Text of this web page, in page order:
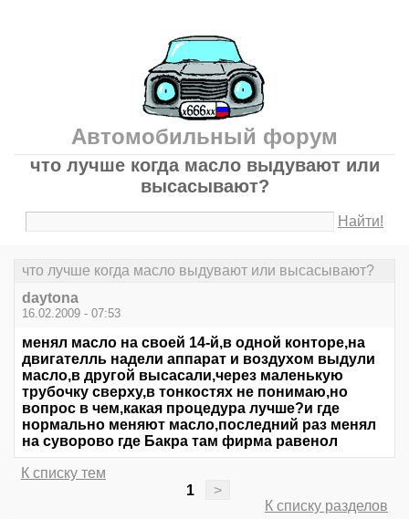
Автомобильный форум
что лучше когда масло выдувают или
высасывают?
Найти!
что лучше когда масло выдувают или высасывают?
daytona
16.02.2009 - 07:53
менял масло на своей 14-й,в одной конторе,на
двигателль надели аппарат и воздухом выдули
масло,в другой высасали,через маленькую
трубочку сверху,в тонкостях не понимаю,но
вопрос в чем,какая процедура лучше?и где
нормально меняют масло,последний раз менял
на суворово где Бакра там фирма равенол
К списку тем
1
>
К списку разделов